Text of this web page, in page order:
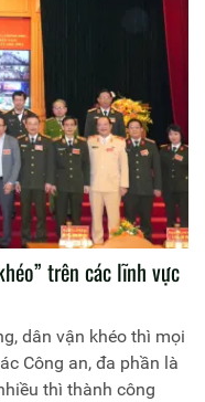
Trang Thông tin
trọng giới thiệu bài
trên các lĩnh vực
dân vận khéo thì mọi
Công an, đa phần là
thì thành công